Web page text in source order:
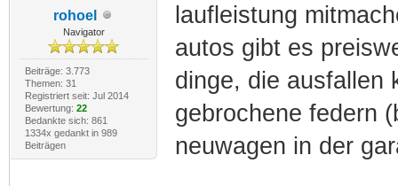
rohoel
Navigator
Beiträge: 3.773
Themen: 31
Registriert seit: Jul 2014
Bewertung: 22
Bedankte sich: 861
1334x gedankt in 989
Beiträgen
laufleistung
autos gibt es
dinge, die ausfallen
gebrochene federn
neuwagen in der